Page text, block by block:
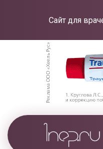
Сайт для